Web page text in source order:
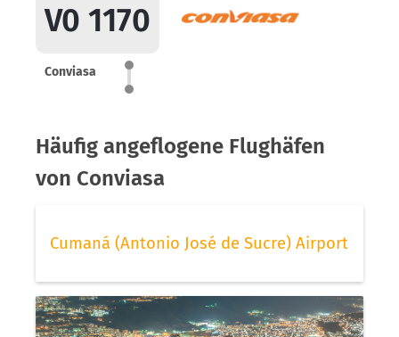
V0 1170
Conviasa
Häufig angeflogene Flughäfen
von Conviasa
Cumaná (Antonio José de Sucre) Airport